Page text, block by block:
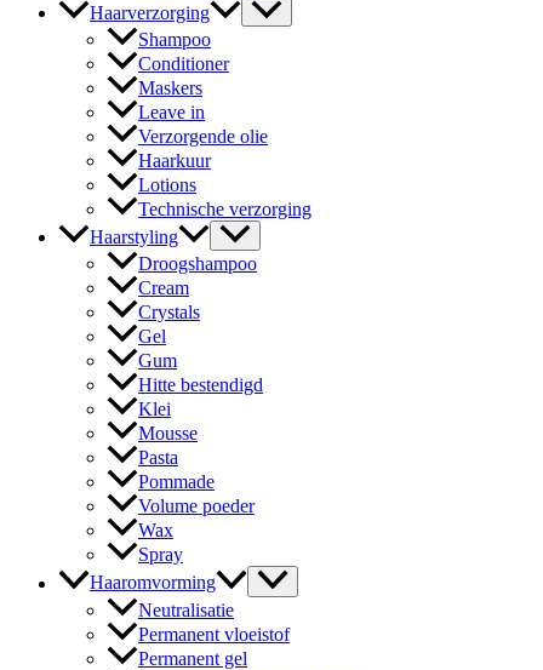
Haarverzorging
Shampoo
Conditioner
Maskers
Leave in
Verzorgende olie
Haarkuur
Lotions
Technische verzorging
Haarstyling
Droogshampoo
Cream
Crystals
Gel
Gum
Hitte bestendigd
Klei
Mousse
Pasta
Pommade
Volume poeder
Wax
Spray
Haaromvorming
Neutralisatie
Permanent vloeistof
Permanent gel